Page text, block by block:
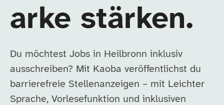
arke stärken.
Du möchtest Jobs in Heilbronn inklusiv
ausschreiben? Mit Kaoba veröffentlichst du
barrierefreie Stellenanzeigen – mit Leichter
Sprache, Vorlesefunktion und inklusiven